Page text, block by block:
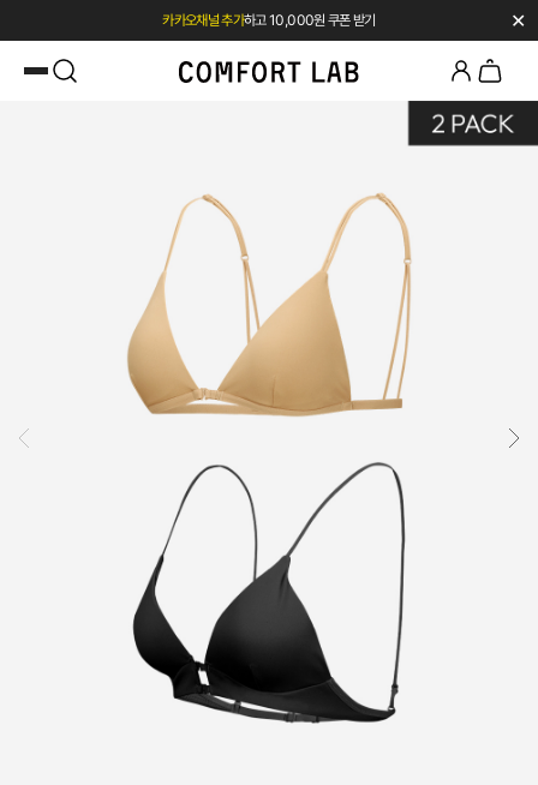
첫 구매 시 베스트셀러 50% 즉시 할인 ✕